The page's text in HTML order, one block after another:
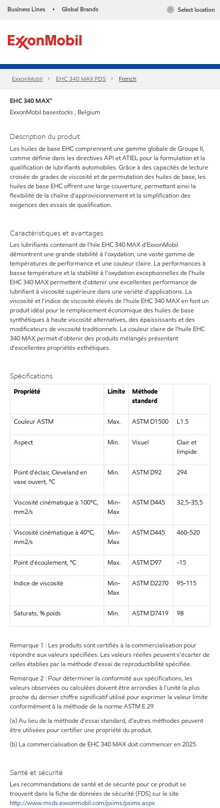
Business Lines • Global Brands Select location
ExxonMobil EHC 340 MAX PDS French
EHC 340 MAX™
ExxonMobil basestocks , Belgium
Description du produit
Les huiles de base EHC comprennent une gamme globale de Groupe II,
comme définie dans les directives API et ATIEL pour la formulation et la
qualification de lubrifiants automobiles. Grâce à des capacités de lecture
croisée de grades de viscosité et de permutation des huiles de base, les
huiles de base EHC offrent une large couverture, permettant ainsi la
flexibilité de la chaîne d'approvisionnement et la simplification des
exigences des essais de qualification.
Caractéristiques et avantages
Les lubrifiants contenant de l'hile EHC 340 MAX d'ExxonMobil
démontrent une grande stabilité à l'oxydation, une vaste gamme de
températures de performance et une couleur claire. La performances à
basse température et la stabilité à l'oxydation exceptionnelles de l'huile
EHC 340 MAX permettent d'obtenir une excellentes performance de
lubrifiant à viscosité supérieure dans une variété d'applications. La
viscosité et l'indice de viscosité élevés de l'huile EHC 340 MAX en font un
produit idéal pour le remplacement économique des huiles de base
synthétiques à haute viscosité alternatives, des épaississants et des
modificateurs de viscosité traditionnels. La couleur claire de l'huile EHC
340 MAX permet d'obtenir des produits mélangés présentant
d'excellentes propriétés esthétiques.
Spécifications
Propriété Limite
Méthode
standard
Couleur ASTM Max. ASTM D1500 L1.5
Aspect Min. Visuel
Clair et
limpide
Point d'éclair, Cleveland en
vase ouvert, °C
Min. ASTM D92 294
Viscosité cinématique à 100°C,
mm2/s
Min-
Max
ASTM D445 32,5-35,5
Viscosité cinématique à 40°C,
mm2/s
Min-
Max
ASTM D445 460-520
Point d'écoulement, °C Max. ASTM D97 -15
Indice de viscosité
Min-
Max
ASTM D2270 95-115
Saturats, % poids Min. ASTM D7419 98
Remarque 1 : Les produits sont certifiés à la commercialisation pour
répondre aux valeurs spécifiées. Les valeurs réelles peuvent s'écarter de
celles établies par la méthode d'essai de reproductibilité spécifiée.
Remarque 2 : Pour déterminer la conformité aux spécifications, les
valeurs observées ou calculées doivent être arrondies à l'unité la plus
proche du dernier chiffre significatif utilisé pour exprimer la valeur limite
conformément à la méthode de la norme ASTM E 29
(a) Au lieu de la méthode d'essai standard, d'autres méthodes peuvent
être utilisées pour certifier une propriété du produit.
(b) La commercialisation de EHC 340 MAX doit commencer en 2025.
Santé et sécurité
Les recommandations de santé et de sécurité pour ce produit se
trouvent dans la fiche de données de sécurité (FDS) sur le site
http://www.msds.exxonmobil.com/psims/psims.aspx